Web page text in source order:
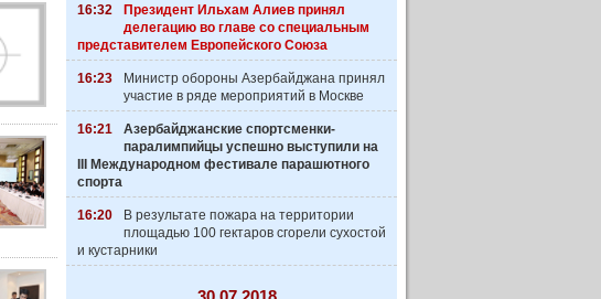
16:32
Президент Ильхам Алиев принял
делегацию во главе со специальным
представителем Европейского Союза
16:23
Министр обороны Азербайджана принял
участие в ряде мероприятий в Москве
16:21
Азербайджанские спортсменки-
паралимпийцы успешно выступили на
III Международном фестивале парашютного
спорта
16:20
В результате пожара на территории
площадью 100 гектаров сгорели сухостой
и кустарники